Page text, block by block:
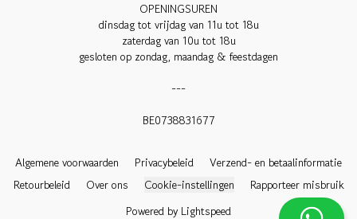
OPENINGSUREN
dinsdag tot vrijdag van 11u tot 18u
zaterdag van 10u tot 18u
gesloten op zondag, maandag & feestdagen
---
BE0738831677
Algemene voorwaarden Privacybeleid
Verzend- en betaalinformatie
Retourbeleid
Over ons Cookie-instellingen
Rapporteer misbruik
Powered by Lightspeed